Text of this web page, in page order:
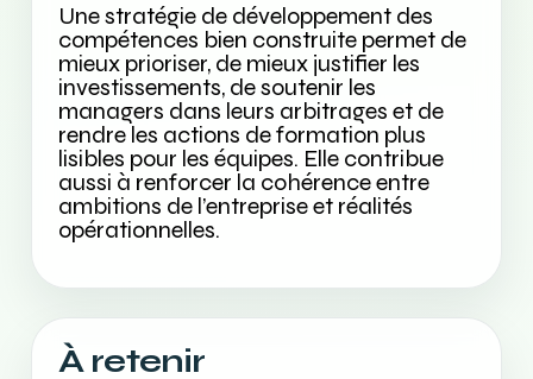
Une stratégie de développement des
compétences bien construite permet de
mieux prioriser, de mieux justifier les
investissements, de soutenir les
managers dans leurs arbitrages et de
rendre les actions de formation plus
lisibles pour les équipes. Elle contribue
aussi à renforcer la cohérence entre
ambitions de l’entreprise et réalités
opérationnelles.
À retenir